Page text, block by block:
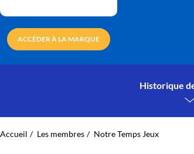
ACCÉDER À LA MARQUE
Historique
Accueil Les membres Notre Temps Jeux